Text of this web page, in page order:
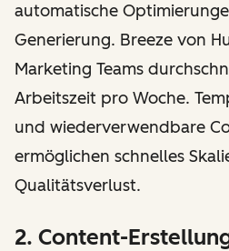
automatische
Generierung. Breeze von
Marketing Teams
Arbeitszeit pro Woche.
und wiederverwendbare
ermöglichen schnelles
Qualitätsverlust.
2. Content-